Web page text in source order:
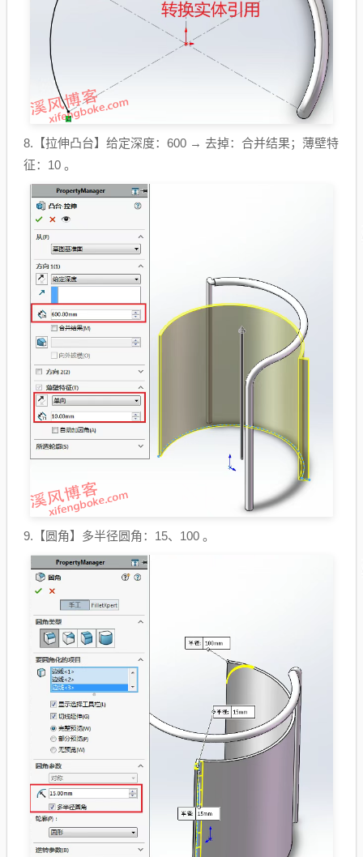
8.【拉伸凸台】给定深度：600 → 去掉：合并结果；薄壁特
征：10 。
9.【圆角】多半径圆角：15、100 。